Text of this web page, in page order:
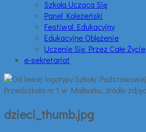
Szkoła Ucząca Się
Panel Koleżeński
Festiwal Edukacyjny
Edukacyjne Oblężenie
Uczenie Się Przez Całe Życie
e-sekretariat
dzieci_thumb.jpg